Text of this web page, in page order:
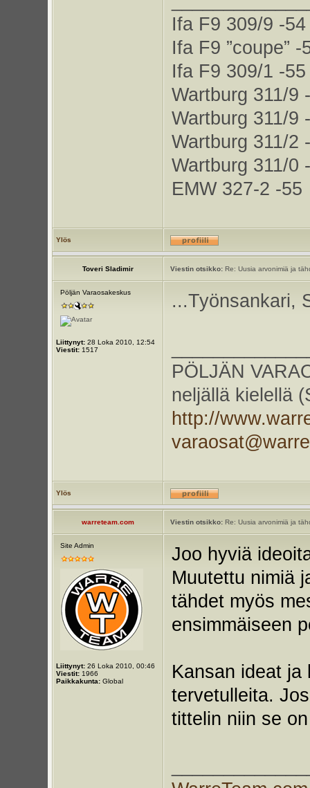
Ifa F9 309/9 -54
Ifa F9 ”coupe” -
Ifa F9 309/1 -55
Wartburg 311/9
Wartburg 311/9
Wartburg 311/2
Wartburg 311/0
EMW 327-2 -55
Ylös
Toveri Sladimir Viestin otsikko:Re: Uusia arvonimiä ja
Pöljän Varaosakeskus
Liittynyt:28 Loka 2010, 12:54
Viestit:1517
...Työnsankari,
PÖLJÄN
neljällä kielellä
http://
Ylös
warreteam.com Viestin otsikko:Re: Uusia arvonimiä ja
Site Admin
Liittynyt:26 Loka 2010, 00:46
Viestit:1966
Paikkakunta:Global
Joo hyviä
Muutettu nimiä
tähdet myös
ensimmäiseen
Kansan ideat ja
tervetulleita.
tittelin niin se